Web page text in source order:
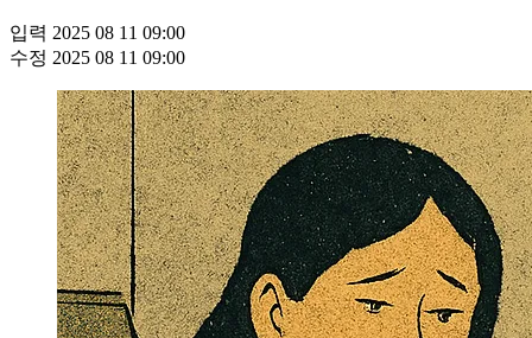
입력 2025 08 11 09:00
수정 2025 08 11 09:00